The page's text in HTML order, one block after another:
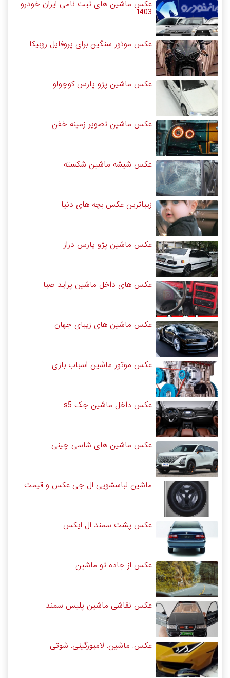
عکس ماشین های ثبت نامی ایران خودرو
1403
عکس موتور سنگین برای پروفایل روبیکا
عکس ماشین پژو پارس کوچولو
عکس ماشین تصویر زمینه خفن
عکس شیشه ماشین شکسته
زیباترین عکس بچه های دنیا
عکس ماشین پژو پارس دراز
عکس های داخل ماشین پراید صبا
عکس ماشین های زیبای جهان
عکس موتور ماشین اسباب بازی
عکس داخل ماشین جک s5
عکس ماشین های شاسی چینی
ماشین لباسشویی ال جی عکس و قیمت
عکس پشت سمند ال ایکس
عکس از جاده تو ماشین
عکس نقاشی ماشین پلیس سمند
عکس. ماشین. لامبورگینی. شوتی